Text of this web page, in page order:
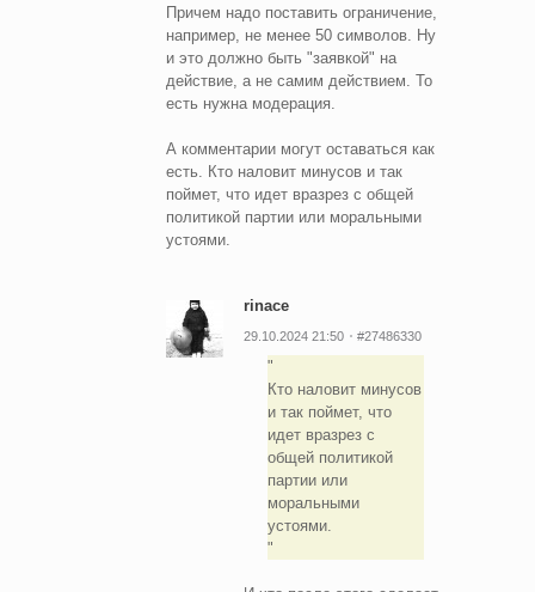
Причем надо поставить ограничение,
например, не менее 50 символов. Ну
и это должно быть "заявкой" на
действие, а не самим действием. То
есть нужна модерация.
А комментарии могут оставаться как
есть. Кто наловит минусов и так
поймет, что идет вразрез с общей
политикой партии или моральными
устоями.
rinace
29.10.2024 21:50 #27486330
Кто наловит минусов
и так поймет, что
идет вразрез с
общей политикой
партии или
моральными
устоями.